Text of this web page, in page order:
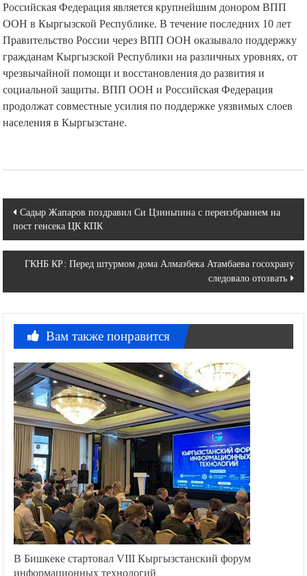
Российская Федерация является крупнейшим донором ВПП
ООН в Кыргызской Республике. В течение последних 10 лет
Правительство России через ВПП ООН оказывало поддержку
гражданам Кыргызской Республики на различных уровнях, от
чрезвычайной помощи и восстановления до развития и
социальной защиты. ВПП ООН и Российская Федерация
продолжат совместные усилия по поддержке уязвимых слоев
населения в Кыргызстане.
Навигация
по
записям
Садыр Жапаров поздравил Си Цзиньпина с переизбранием на
пост генсека ЦК КПК
ГКНБ КР: Перед штурмом дома Алмазбека Атамбаева госохрану
следовало отозвать
Вам также понравится
В Бишкеке стартовал VIII Кыргызстанский форум
информационных технологий